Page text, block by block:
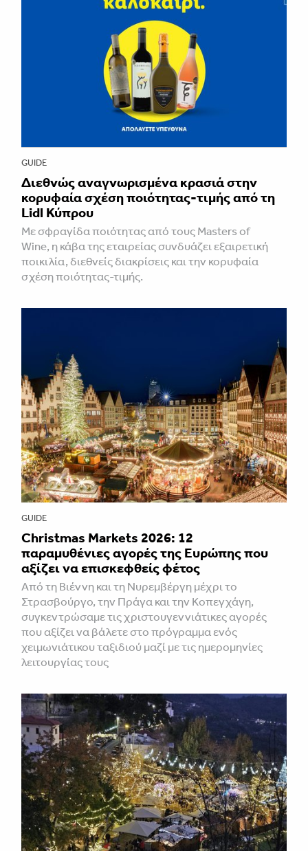
GUIDE
Διεθνώς αναγνωρισμένα κρασιά στην
κορυφαία σχέση ποιότητας-τιμής από τη
Lidl Κύπρου
Με σφραγίδα ποιότητας από τους Masters of
Wine, η κάβα της εταιρείας συνδυάζει εξαιρετική
ποικιλία, διεθνείς διακρίσεις και την κορυφαία
σχέση ποιότητας-τιμής.
GUIDE
Christmas Markets 2026: 12
παραμυθένιες αγορές της Ευρώπης που
αξίζει να επισκεφθείς φέτος
Από τη Βιέννη και τη Νυρεμβέργη μέχρι το
Στρασβούργο, την Πράγα και την Κοπεγχάγη,
συγκεντρώσαμε τις χριστουγεννιάτικες αγορές
που αξίζει να βάλετε στο πρόγραμμα ενός
χειμωνιάτικου ταξιδιού μαζί με τις ημερομηνίες
λειτουργίας τους